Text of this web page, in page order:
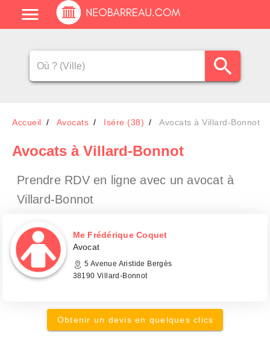
Accueil Avocats Isére (38) Avocats à Villard-Bonnot
Avocats à Villard-Bonnot
Prendre RDV en ligne avec un avocat à
Villard-Bonnot
Me Frédérique Coquet
Avocat
5 Avenue Aristide Bergès
38190 Villard-Bonnot
Obtenir un devis en quelques clics